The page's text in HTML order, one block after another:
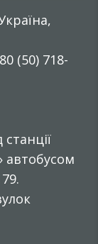
(50) 718-
автобусом